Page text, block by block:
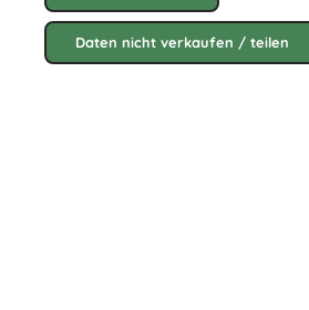
Daten nicht verkaufen / teilen